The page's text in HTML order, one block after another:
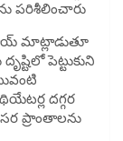
పరిశీలించారు
మాట్లాడుతూ
పెట్టుకుని
దగ్గర
ప్రాంతాలను